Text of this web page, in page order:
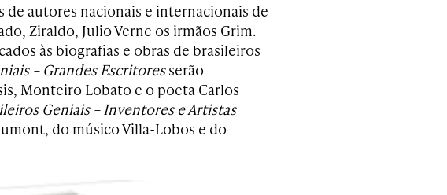
de autores nacionais e internacionais de
Ziraldo, Julio Verne os irmãos Grim.
às biografias e obras de brasileiros
– Grandes Escritoresserão
Monteiro Lobato e o poeta Carlos
Geniais – Inventores e Artistas
do músico Villa-Lobos e do